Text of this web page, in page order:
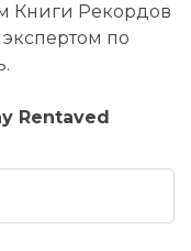
Книги Рекордов
по
Rentaved